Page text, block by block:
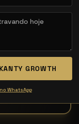
GROWTH
WhatsApp